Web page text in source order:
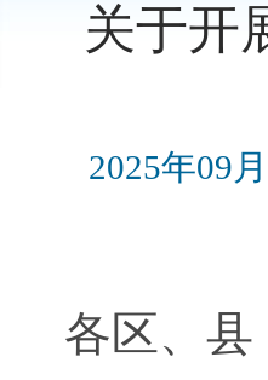
关于开
2025年09
各区、